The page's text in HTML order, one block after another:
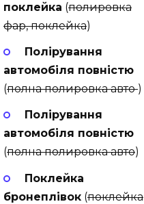
поклейка (полировка
фар, поклейка)
Полірування
автомобіля повністю
(полна полировка авто)
Полірування
автомобіля повністю
(полна полировка авто)
Поклейка
бронеплівок (поклейка